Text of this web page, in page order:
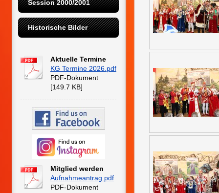
Session 2000/2001
Historische Bilder
Aktuelle Termine
KG Termine 2026.pdf
PDF-Dokument
[149.7 KB]
Mitglied werden
Aufnahmeantrag.pdf
PDF-Dokument